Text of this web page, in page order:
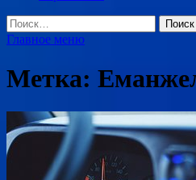
Найти:
Главное меню
Метка: